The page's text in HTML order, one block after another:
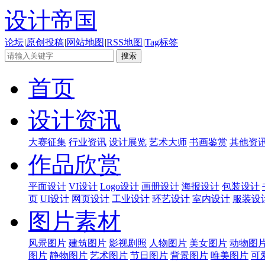
设计帝国
论坛|原创投稿|网站地图 |RSS地图 |Tag标签
首页
设计资讯
大赛征集 行业资讯 设计展览 艺术大师 书画鉴赏 其他资
作品欣赏
平面设计 VI设计 Logo设计 画册设计 海报设计 包装设计
页 UI设计 网页设计 工业设计 环艺设计 室内设计 服装设
图片素材
风景图片 建筑图片 影视剧照 人物图片 美女图片 动物图
图片 静物图片 艺术图片 节日图片 背景图片 唯美图片 可